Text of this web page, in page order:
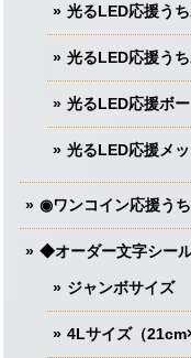
光るLED応援う
光るLED応援う
光るLED応援ボ
光るLED応援メ
◉ワンコイン応援う
◆オーダー文字シー
ジャンボサイズ
4Lサイズ（